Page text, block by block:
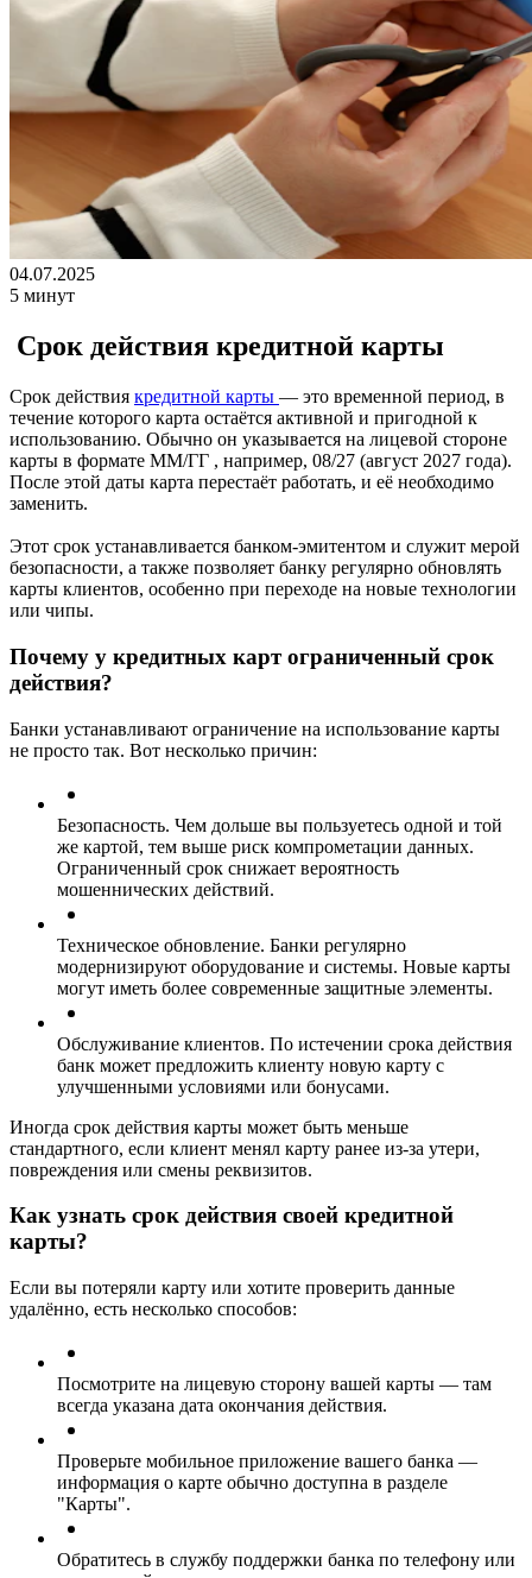
04.07.2025
5 минут
Срок действия кредитной карты
Срок действия кредитной карты — это временной период, в
течение которого карта остаётся активной и пригодной к
использованию. Обычно он указывается на лицевой стороне
карты в формате ММ/ГГ , например, 08/27 (август 2027 года).
После этой даты карта перестаёт работать, и её необходимо
заменить.
Этот срок устанавливается банком-эмитентом и служит мерой
безопасности, а также позволяет банку регулярно обновлять
карты клиентов, особенно при переходе на новые технологии
или чипы.
Почему у кредитных карт ограниченный срок
действия?
Банки устанавливают ограничение на использование карты
не просто так. Вот несколько причин:
Безопасность. Чем дольше вы пользуетесь одной и той
же картой, тем выше риск компрометации данных.
Ограниченный срок снижает вероятность
мошеннических действий.
Техническое обновление. Банки регулярно
модернизируют оборудование и системы. Новые карты
могут иметь более современные защитные элементы.
Обслуживание клиентов. По истечении срока действия
банк может предложить клиенту новую карту с
улучшенными условиями или бонусами.
Иногда срок действия карты может быть меньше
стандартного, если клиент менял карту ранее из-за утери,
повреждения или смены реквизитов.
Как узнать срок действия своей кредитной
карты?
Если вы потеряли карту или хотите проверить данные
удалённо, есть несколько способов:
Посмотрите на лицевую сторону вашей карты — там
всегда указана дата окончания действия.
Проверьте мобильное приложение вашего банка —
информация о карте обычно доступна в разделе
"Карты".
Обратитесь в службу поддержки банка по телефону или